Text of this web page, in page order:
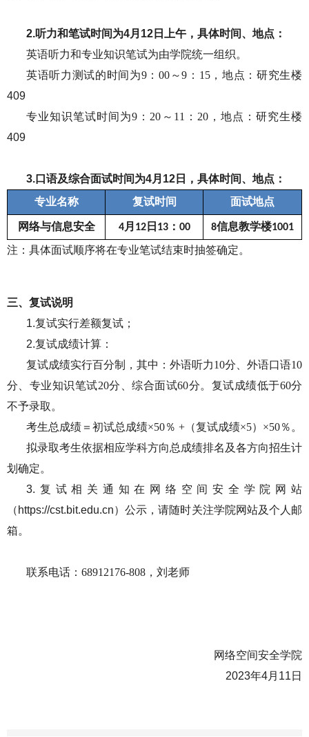
2.听力和笔试时间为4月 12 日上午，具体时间、地点：
英语听力和专业知识笔试为由学院统一组织。
英语听力测试的时间为9：00～9：15，地点：研究生楼
409
专业知识笔试时间为9：20～11：20，地点： 研究生楼
409
3.口语及综合面试时间为4月 12 日，具体时间、地点：
专业名称
复试时间 面试地点
网络与信息安全 4月 12日 13： 00 8信息教学楼1001
注：具体面试顺序将在专业笔试结束时抽签确定。
三、复试说明
1.复试实行差额复试；
2.复试成绩计算：
复试成绩实行百分制，其中：外语听力10分、外语口语10
分、专业知识笔试20分、综合面试60分。复试成绩低于60分
不予录取。
考生总成绩＝初试总成绩×50％ +（复试成绩×5）×50％。
拟录取考生依据相应学科方向总成绩排名及各方向招生计
划确定。
3.复试相关通知在网络空间安全学院网站
（https://cst.bit.edu.cn）公示，请随时关注学院网站及个人邮
箱。
联系电话： 68912176-808，刘老师
网络空间安全学院
2023年4月 11日